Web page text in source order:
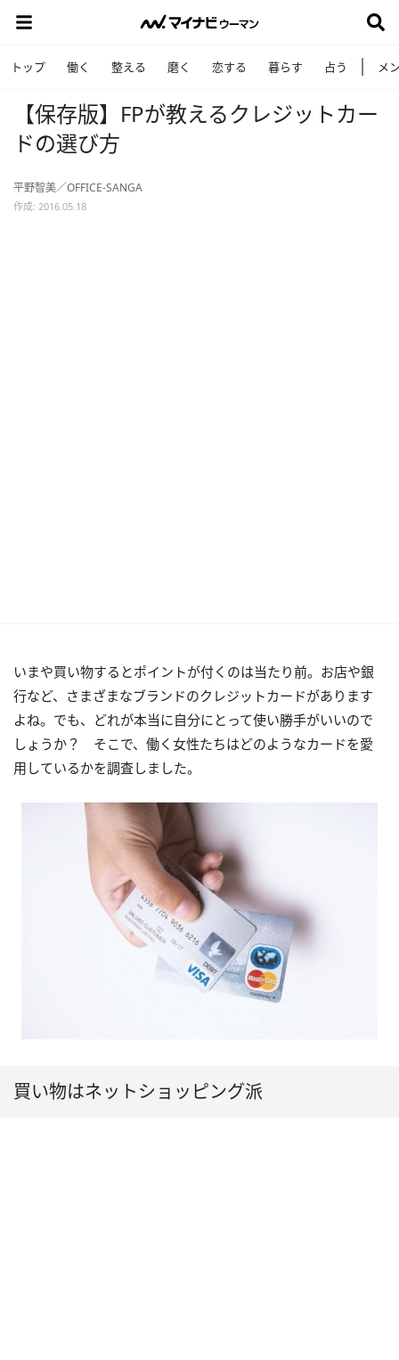
トップ 働く 整える 磨く 恋する 暮らす 占う メ
【保存版】FPが教えるクレジットカー
ドの選び方
平野智美／OFFICE-SANGA
作成: 2016.05.18
いまや買い物するとポイントが付くのは当たり前。お店や銀
行など、さまざまなブランドのクレジットカードがあります
よね。でも、どれが本当に自分にとって使い勝手がいいので
しょうか？ そこで、働く女性たちはどのようなカードを愛
用しているかを調査しました。
買い物はネットショッピング派